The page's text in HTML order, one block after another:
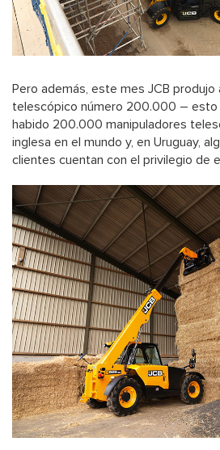
Pero además, este mes JCB produjo
telescópico número 200.000 – esto
habido 200.000 manipuladores
inglesa en el mundo y, en Uruguay,
clientes cuentan con el privilegio de